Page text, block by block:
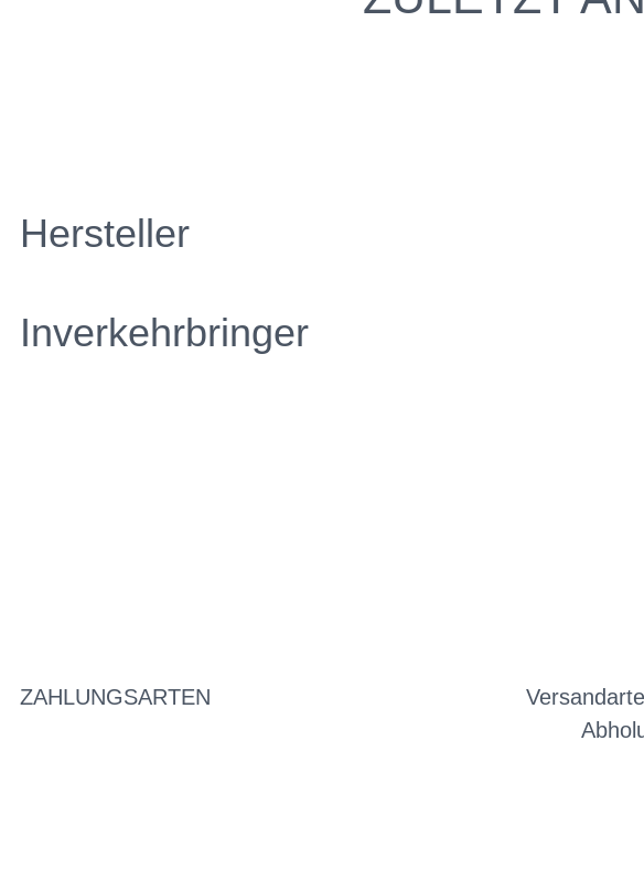
Hersteller
Inverkehrbringer
ZAHLUNGSARTEN